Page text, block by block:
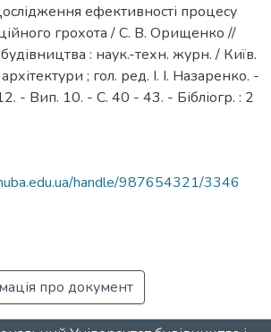
ефективності процесу
грохота / С. В. Орищенко //
: наук.-техн. журн. / Київ.
; гол. ред. І. І. Назаренко. -
- Вип. 10. - С. 40 - 43. - Бібліогр. : 2
handle/987654321/3346
про документ